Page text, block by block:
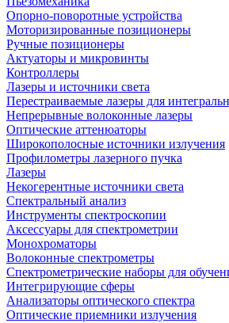
Опорно-поворотные устройства
Моторизированные позиционеры
Ручные позиционеры
Актуаторы и микровинты
Контроллеры
Лазеры и источники света
Перестраиваемые лазеры для
Непрерывные волоконные лазеры
Оптические аттенюаторы
Широкополосные источники излучения
Профилометры лазерного пучка
Лазеры
Некогерентные источники света
Спектральный анализ
Инструменты спектроскопии
Аксессуары для спектрометрии
Монохроматоры
Волоконные спектрометры
Спектрометрические наборы для
Интегрирующие сферы
Анализаторы оптического спектра
Оптические приемники излучения